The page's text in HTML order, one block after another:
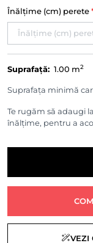
Înălțime (cm) perete
Suprafață: 1.00 m2
Suprafața minimă
Te rugăm să adaugi
înălțime, pentru a
VEZI